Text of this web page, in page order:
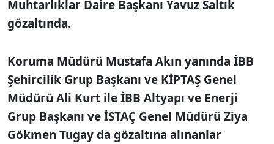
Muhtarlıklar Daire Başkanı Yavuz Saltık
gözaltında.
Koruma Müdürü Mustafa Akın yanında İBB
Şehircilik Grup Başkanı ve KİPTAŞ Genel
Müdürü Ali Kurt ile İBB Altyapı ve Enerji
Grup Başkanı ve İSTAÇ Genel Müdürü Ziya
Gökmen Tugay da gözaltına alınanlar